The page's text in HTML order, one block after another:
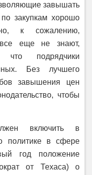
завышать
закупкам хорошо
к сожалению,
все еще не знают,
что подрядчики
Без лучшего
завышения цен
чтобы
включить в
о политике в сфере
год положение
от Техаса) о